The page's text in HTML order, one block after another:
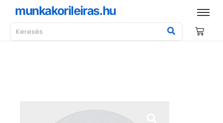
munkakorileiras.hu